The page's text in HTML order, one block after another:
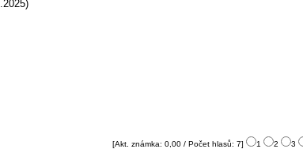
[Akt. známka: 0,00 / Počet hlasů: 7] 1 2 3